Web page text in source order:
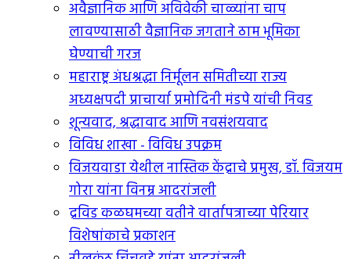
अवैज्ञानिक आणि अविवेकी चाळ्यांना चाप
लावण्यासाठी वैज्ञानिक जगताने ठाम भूमिका
घेण्याची गरज
महाराष्ट्र अंधश्रद्धा निर्मूलन समितीच्या राज्य
अध्यक्षपदी प्राचार्या प्रमोदिनी मंडपे यांची निवड
शून्यवाद, श्रद्धावाद आणि नवसंशयवाद
विविध शाखा - विविध उपक्रम
विजयवाडा येथील नास्तिक केंद्राचे प्रमुख, डॉ. विजयम
गोरा यांना विनम्र आदरांजली
द्रविड कळघमच्या वतीने वार्तापत्राच्या पेरियार
विशेषांकाचे प्रकाशन